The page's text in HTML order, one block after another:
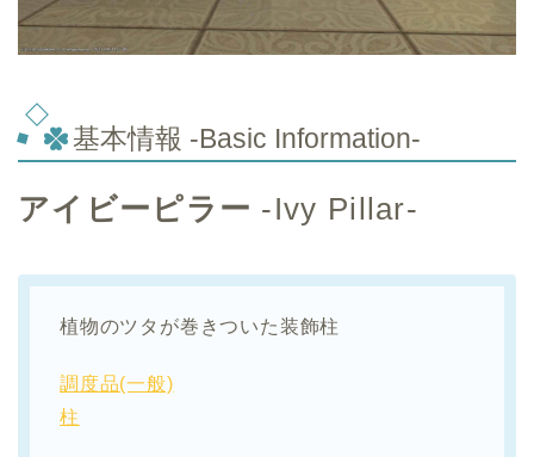
基本情報 -Basic Information-
アイビーピラー -Ivy Pillar-
植物のツタが巻きついた装飾柱
調度品(一般)
柱